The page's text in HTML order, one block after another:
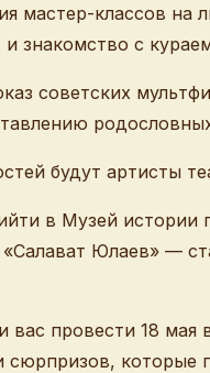
мастер-классов на
и знакомство с
советских
будут артисты
в Музей
«Салават Юлаев» —
вас провести 18
сюрпризов, которые